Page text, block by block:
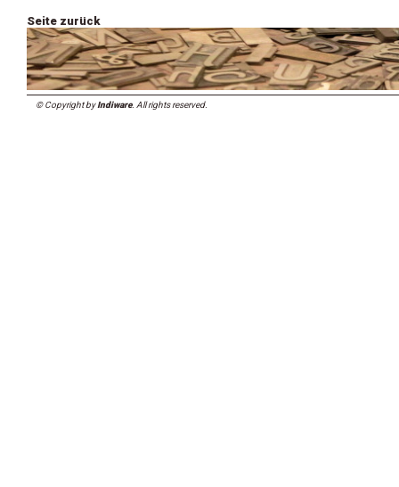
Seite zurück
© Copyright byIndiware. All rights reserved.